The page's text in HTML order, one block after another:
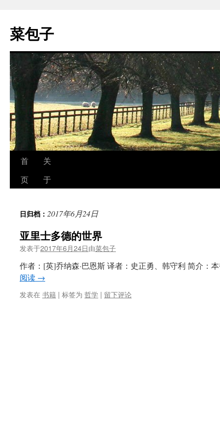
正
文
菜包子
首
页
关
于
日归档： 2017年6月24日
亚里士多德的世界
发表于2017年6月24日由菜包子
作者：[英]乔纳森·巴恩斯 译者：史正勇、韩守利 简介：
阅读 →
发表在 书籍 | 标签为 哲学 | 留下评论